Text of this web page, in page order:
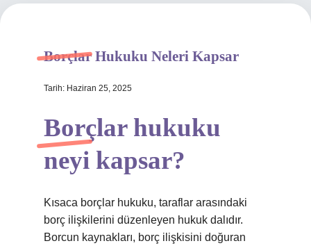
Hakkımızda
Borçlar Hukuku Neleri Kapsar
Tarih: Haziran 25, 2025
Borçlar hukuku
neyi kapsar?
Kısaca borçlar hukuku, taraflar arasındaki
borç ilişkilerini düzenleyen hukuk dalıdır.
Borcun kaynakları, borç ilişkisini doğuran